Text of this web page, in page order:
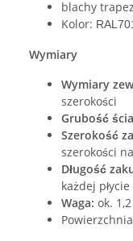
blachy
Kolor:
Wymiary
Wymiary
szerokości
Grubość
Szerokość
szerokości
Długość
każdej
Waga: ok.